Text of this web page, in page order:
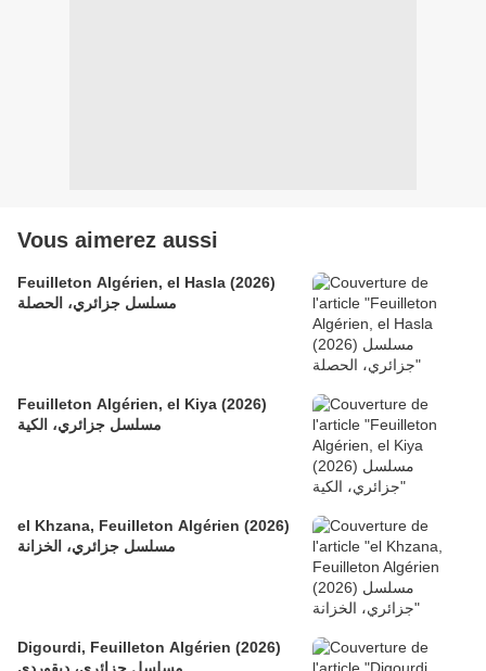
Vous aimerez aussi
Feuilleton Algérien, el Hasla (2026)
مسلسل جزائري، الحصلة
Feuilleton Algérien, el Kiya (2026)
مسلسل جزائري، الكية
el Khzana, Feuilleton Algérien (2026)
مسلسل جزائري، الخزانة
Digourdi, Feuilleton Algérien (2026)